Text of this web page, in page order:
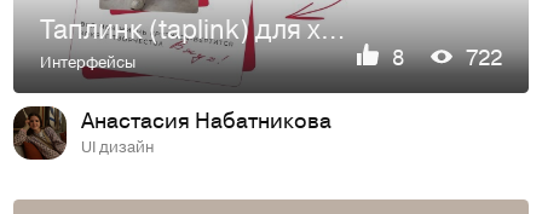
Таплинк (taplink) для художника
Интерфейсы 8 722
Анастасия Набатникова
UI дизайн